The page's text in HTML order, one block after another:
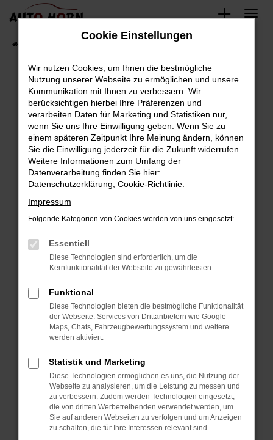
Zum
springen
Fahrzeugbestand
Fehler: Network Error
Beim Laden ist ein Fehler aufgetreten.
Hier sind ein paar Tipps, die dir helfen können:
Überprüfe deine Firewall und deine
Internetverbindung.
Laden andere Webseiten, zum Beispiel deine
Suchmaschine?
Prüfe deine Browsererweiterungen.
können das Laden bestimmter Seiten
verhindern. Funktioniert die Seite in einem
anderen Browser oder in einem privaten
Starte dein Gerät neu.
Das kann manchmal helfen, vorübergehende
Probleme zu beheben.
Betriebssystem auf dem neuesten Stand
sind.
Veraltete Software birgt nicht nur ein
Sicherheitsrisiko, sondern kann auch dazu
führen, dass bestimmte Funktionen nicht mehr
unterstützt werden.
Cookie Einstellungen
Wir nutzen Cookies, um Ihnen die bestmögliche
Nutzung unserer Webseite zu ermöglichen und unsere
Kommunikation mit Ihnen zu verbessern. Wir
berücksichtigen hierbei Ihre Präferenzen und
verarbeiten Daten für Marketing und Statistiken nur,
wenn Sie uns Ihre Einwilligung geben. Wenn Sie zu
einem späteren Zeitpunkt Ihre Meinung ändern, können
Sie die Einwilligung jederzeit für die Zukunft widerrufen.
Weitere Informationen zum Umfang der
Datenverarbeitung finden Sie hier:
Datenschutzerklärung Cookie-Richtlinie
Impressum
Folgende Kategorien von Cookies werden von uns eingesetzt:
Essentiell
Diese Technologien sind erforderlich, um die
Kernfunktionalität der Webseite zu gewährleisten.
Funktional
Diese Technologien bieten die bestmögliche Funktionalität
der Webseite. Services von Drittanbietern wie Google
Maps, Chats, Fahrzeugbewertungssystem und weitere
werden aktiviert.
Statistik und Marketing
Diese Technologien ermöglichen es uns, die Nutzung der
Webseite zu analysieren, um die Leistung zu messen und
zu verbessern. Zudem werden Technologien eingesetzt,
die von dritten Werbetreibenden verwendet werden, um
Sie auf anderen Webseiten zu verfolgen und um Anzeigen
zu schalten, die für Ihre Interessen relevant sind.